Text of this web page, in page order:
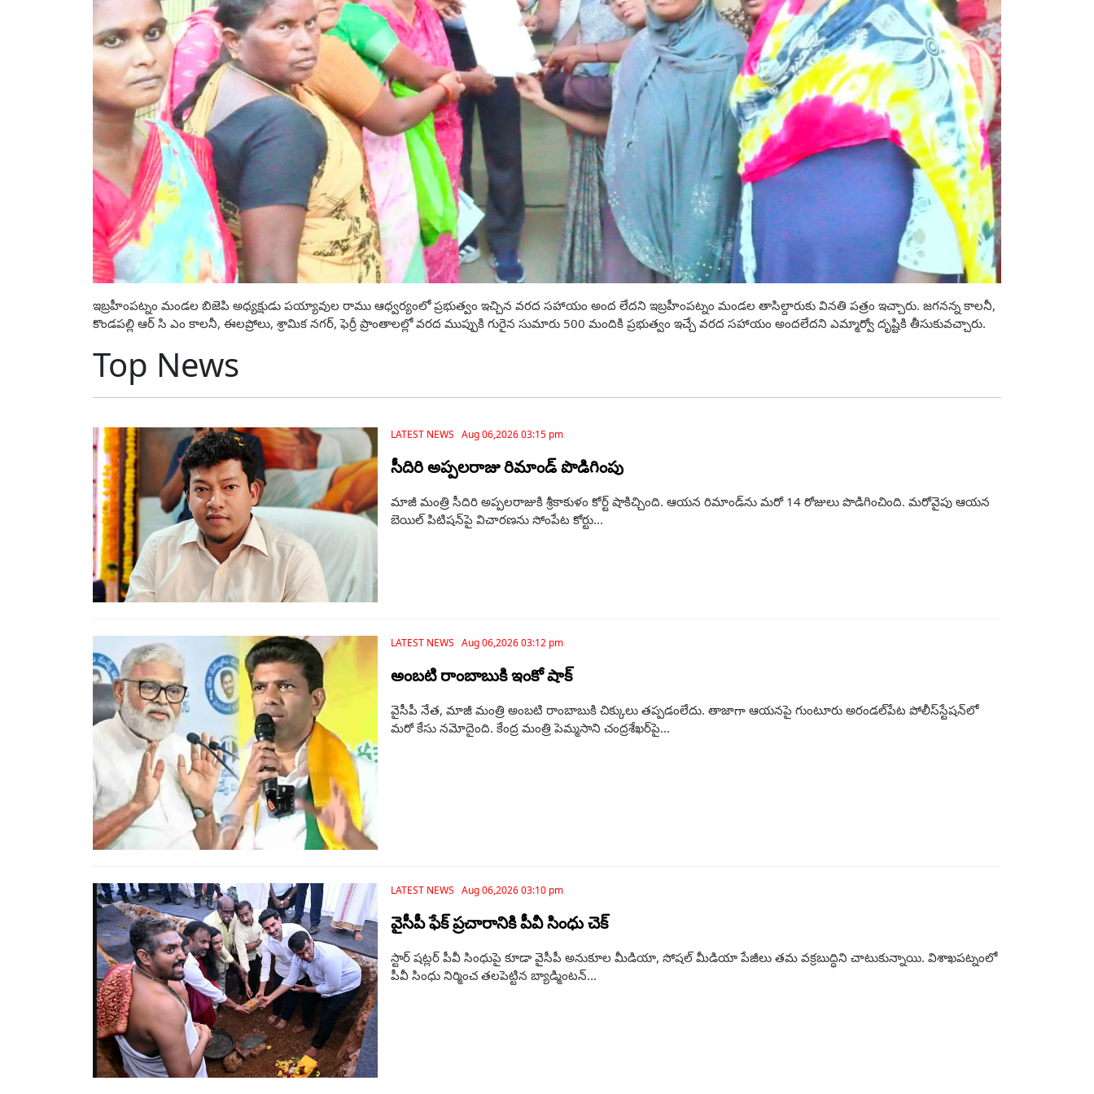
ఇబ్రహీంపట్నం మండల బిజెపి అధ్యక్షుడు పయ్యావుల రాము ఆధ్వర్యంలో ప్రభుత్వం ఇచ్చిన వరద సహాయం అంద లేదని ఇబ్రహీంపట్నం మండల తాసిల్దారుకు వినతి పత్రం ఇచ్చారు. జగనన్న కాలనీ,
కొండపల్లి ఆర్ సి ఎం కాలనీ, ఈలప్రోలు, శ్రామిక నగర్, ఫెర్రీ ప్రాంతాలల్లో వరద ముప్పుకి గురైన సుమారు 500 మందికి ప్రభుత్వం ఇచ్చే వరద సహాయం అందలేదని ఎమ్మార్వో దృష్టికి తీసుకువచ్చారు.
Top News
LATEST NEWS Aug 06,2026 03:15 pm
సీదిరి అప్పలరాజు రిమాండ్ పొడిగింపు
మాజీ మంత్రి సీదిరి అప్పలరాజుకి శ్రీకాకుళం కోర్ట్ షాకిచ్చింది. ఆయన రిమాండ్‌ను మరో 14 రోజులు పొడిగించింది. మరోవైపు ఆయన
బెయిల్‌ పిటిషన్‌పై విచారణను సోంపేట కోర్టు...
LATEST NEWS Aug 06,2026 03:12 pm
అంబటి రాంబాబుకి ఇంకో షాక్
వైసీపీ నేత, మాజీ మంత్రి అంబటి రాంబాబుకి చిక్కులు తప్పడంలేదు. తాజాగా ఆయనపై గుంటూరు అరండల్‌పేట పోలీస్‌స్టేషన్‌లో
మరో కేసు నమోదైంది. కేంద్ర మంత్రి పెమ్మసాని చంద్రశేఖర్‌పై...
LATEST NEWS Aug 06,2026 03:10 pm
వైసీపీ ఫేక్ ప్రచారానికి పీవీ సింధు చెక్
స్టార్ షట్లర్ పీవీ సింధుపై కూడా వైసీపీ అనుకూల మీడియా, సోషల్ మీడియా పేజీలు తమ వక్రబుద్ధిని చాటుకున్నాయి. విశాఖపట్నంలో
పీవీ సింధు నిర్మించ తలపెట్టిన బ్యాడ్మింటన్...